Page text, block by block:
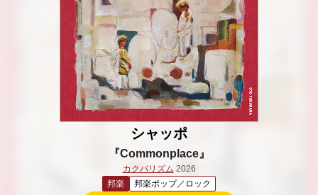
シャッポ
『Commonplace』
カクバリズム 2026
邦楽
邦楽ポップ／ロック